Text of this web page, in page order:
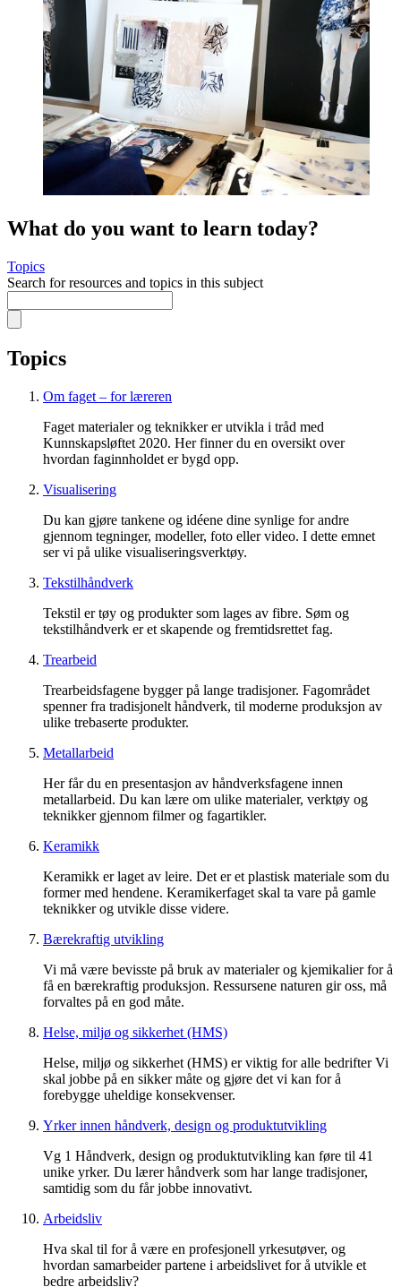
What do you want to learn today?
Topics
Search for resources and topics in this subject
Topics
Om faget – for læreren
Faget materialer og teknikker er utvikla i tråd med
Kunnskapsløftet 2020. Her finner du en oversikt over
hvordan faginnholdet er bygd opp.
Visualisering
Du kan gjøre tankene og idéene dine synlige for andre
gjennom tegninger, modeller, foto eller video. I dette emnet
ser vi på ulike visualiseringsverktøy.
Tekstilhåndverk
Tekstil er tøy og produkter som lages av fibre. Søm og
tekstilhåndverk er et skapende og fremtidsrettet fag.
Trearbeid
Trearbeidsfagene bygger på lange tradisjoner. Fagområdet
spenner fra tradisjonelt håndverk, til moderne produksjon av
ulike trebaserte produkter.
Metallarbeid
Her får du en presentasjon av håndverksfagene innen
metallarbeid. Du kan lære om ulike materialer, verktøy og
teknikker gjennom filmer og fagartikler.
Keramikk
Keramikk er laget av leire. Det er et plastisk materiale som du
former med hendene. Keramikerfaget skal ta vare på gamle
teknikker og utvikle disse videre.
Bærekraftig utvikling
Vi må være bevisste på bruk av materialer og kjemikalier for å
få en bærekraftig produksjon. Ressursene naturen gir oss, må
forvaltes på en god måte.
Helse, miljø og sikkerhet (HMS)
Helse, miljø og sikkerhet (HMS) er viktig for alle bedrifter Vi
skal jobbe på en sikker måte og gjøre det vi kan for å
forebygge uheldige konsekvenser.
Yrker innen håndverk, design og produktutvikling
Vg 1 Håndverk, design og produktutvikling kan føre til 41
unike yrker. Du lærer håndverk som har lange tradisjoner,
samtidig som du får jobbe innovativt.
Arbeidsliv
Hva skal til for å være en profesjonell yrkesutøver, og
hvordan samarbeider partene i arbeidslivet for å utvikle et
bedre arbeidsliv?